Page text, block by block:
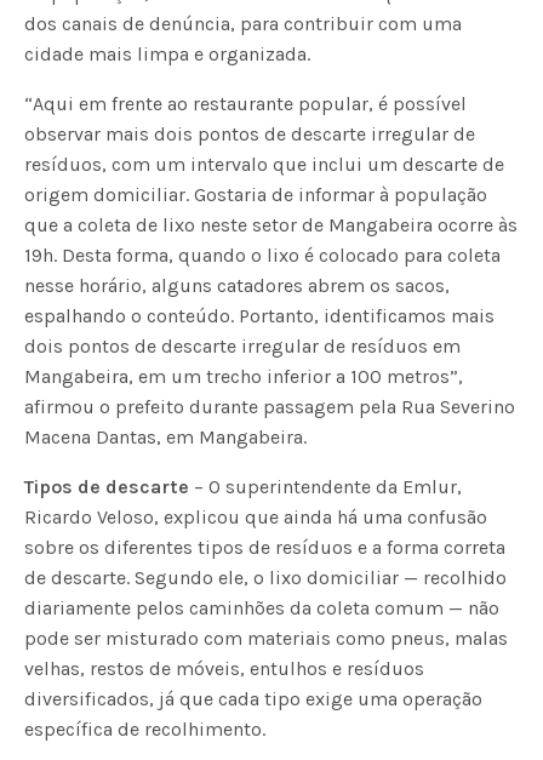
dos canais de denúncia, para contribuir com uma
cidade mais limpa e organizada.
“Aqui em frente ao restaurante popular, é possível
observar mais dois pontos de descarte irregular de
resíduos, com um intervalo que inclui um descarte de
origem domiciliar. Gostaria de informar à população
que a coleta de lixo neste setor de Mangabeira ocorre às
19h. Desta forma, quando o lixo é colocado para coleta
nesse horário, alguns catadores abrem os sacos,
espalhando o conteúdo. Portanto, identificamos mais
dois pontos de descarte irregular de resíduos em
Mangabeira, em um trecho inferior a 100 metros”,
afirmou o prefeito durante passagem pela Rua Severino
Macena Dantas, em Mangabeira.
Tipos de descarte – O superintendente da Emlur,
Ricardo Veloso, explicou que ainda há uma confusão
sobre os diferentes tipos de resíduos e a forma correta
de descarte. Segundo ele, o lixo domiciliar — recolhido
diariamente pelos caminhões da coleta comum — não
pode ser misturado com materiais como pneus, malas
velhas, restos de móveis, entulhos e resíduos
diversificados, já que cada tipo exige uma operação
específica de recolhimento.